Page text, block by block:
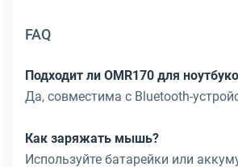
FAQ
Подходит ли OMR170 для
Да, совместима с Bluetooth-
Как заряжать мышь?
Используйте батарейки или